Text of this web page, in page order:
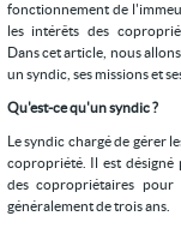
fonctionnement de
les intérêts des
Dans cet article, nous
un syndic, ses missions et
Qu'est-ce qu'un syndic ?
Le syndic chargé de gérer
copropriété. Il est désigné
des copropriétaires pour
généralement de trois ans.